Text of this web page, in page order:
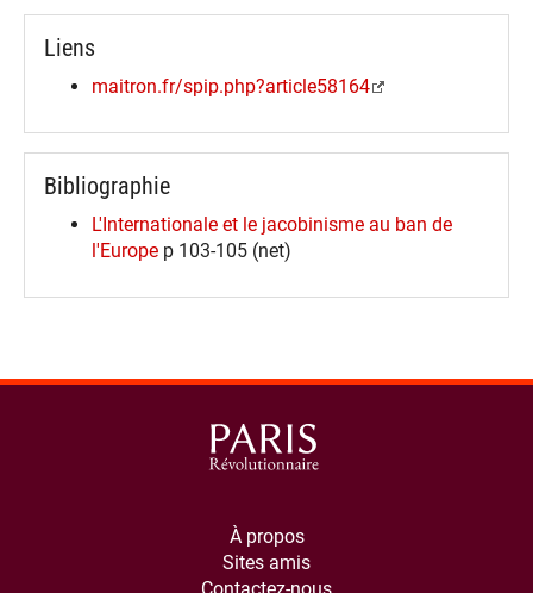
Liens
maitron.fr/spip.php?article58164
Bibliographie
L'Internationale et le jacobinisme au ban de
l'Europe p 103-105 (net)
À propos
Sites amis